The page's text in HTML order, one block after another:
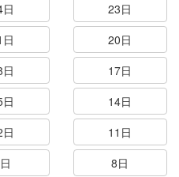
23日
20日
17日
14日
11日
8日